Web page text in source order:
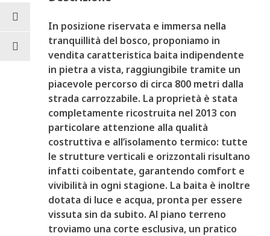
In posizione riservata e immersa nella
tranquillità del bosco, proponiamo in
vendita caratteristica baita indipendente
in pietra a vista, raggiungibile tramite un
piacevole percorso di circa 800 metri dalla
strada carrozzabile. La proprietà è stata
completamente ricostruita nel 2013 con
particolare attenzione alla qualità
costruttiva e all’isolamento termico: tutte
le strutture verticali e orizzontali risultano
infatti coibentate, garantendo comfort e
vivibilità in ogni stagione. La baita è inoltre
dotata di luce e acqua, pronta per essere
vissuta sin da subito. Al piano terreno
troviamo una corte esclusiva, un pratico